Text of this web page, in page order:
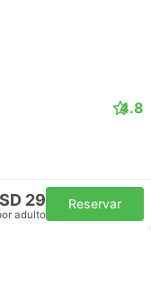
4.8
29
adulto
Reservar